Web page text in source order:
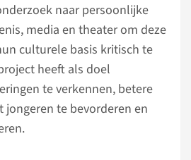
naar persoonlijke
media en theater om deze
culturele basis kritisch te
heeft als doel
te verkennen, betere
te bevorderen en